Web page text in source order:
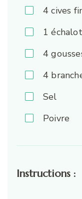
4 cives
1
4
4
Sel
Poivre
Instructions :